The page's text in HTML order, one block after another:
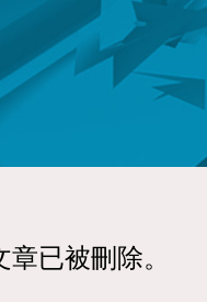
已被刪除。